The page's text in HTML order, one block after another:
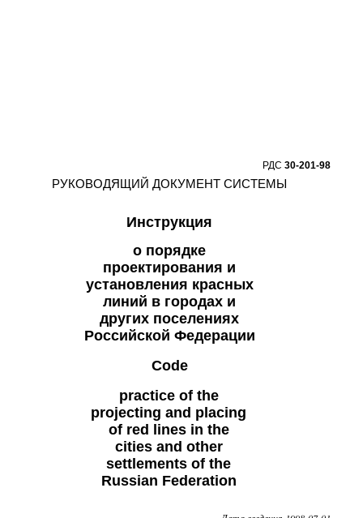
РДС 30-201-98
РУКОВОДЯЩИЙ ДОКУМЕНТ СИСТЕМЫ
Инструкция
о порядке
проектирования и
установления красных
линий в городах и
других поселениях
Российской Федерации
Code
practice of the
projecting and placing
of red lines in the
cities and other
settlements of the
Russian Federation